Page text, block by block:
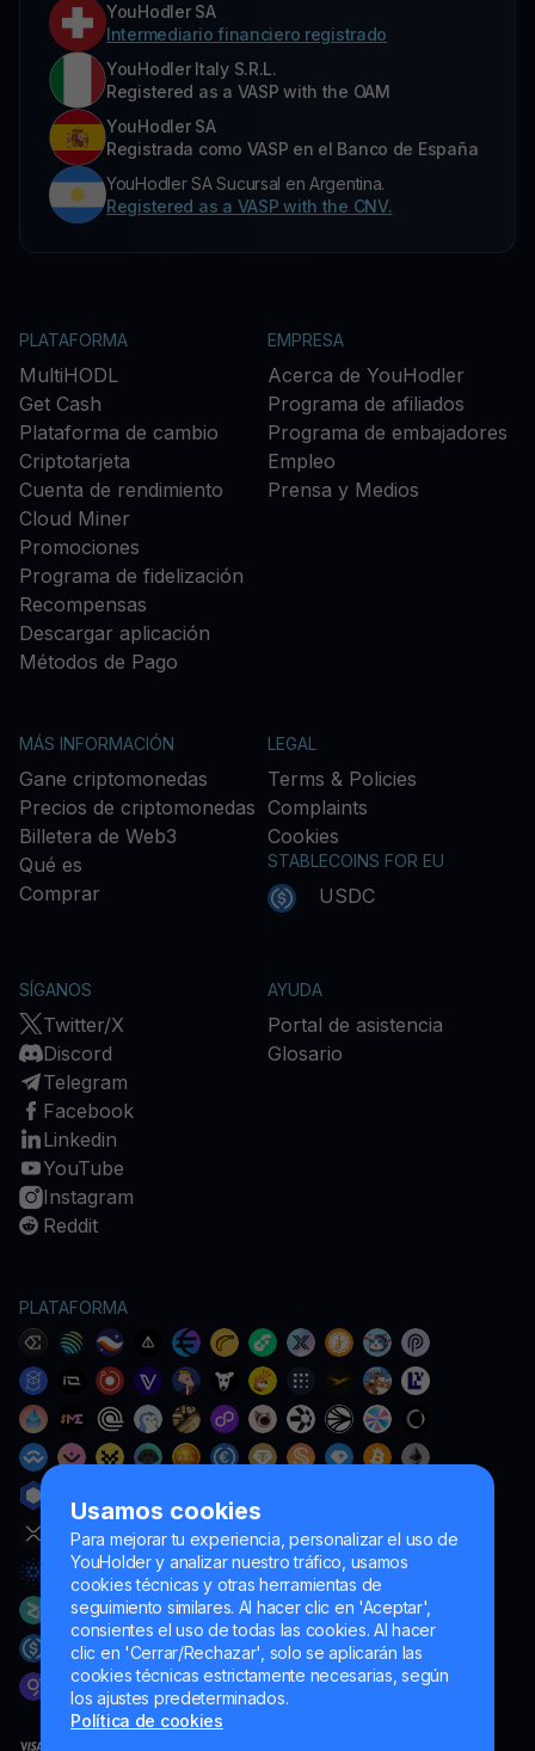
Usamos cookies
Para mejorar tu experiencia, personalizar el uso de
YouHolder y analizar nuestro tráfico, usamos
cookies técnicas y otras herramientas de
seguimiento similares. Al hacer clic en 'Aceptar',
consientes el uso de todas las cookies. Al hacer
clic en 'Cerrar/Rechazar', solo se aplicarán las
cookies técnicas estrictamente necesarias, según
los ajustes predeterminados.
Política de cookies
YouHodler SA
Intermediario financiero registrado
YouHodler Italy S.R.L.
Registered as a VASP with the OAM
YouHodler SA
Registrada como VASP en el Banco de España
YouHodler SA Sucursal en Argentina.
Registered as a VASP with the CNV.
PLATAFORMA
MultiHODL
Get Cash
Plataforma de cambio
Criptotarjeta
Cuenta de rendimiento
Cloud Miner
Promociones
Programa de fidelización
Recompensas
Descargar aplicación
Métodos de Pago
EMPRESA
Acerca de YouHodler
Programa de afiliados
Programa de embajadores
Empleo
Prensa y Medios
MÁS INFORMACIÓN
Gane criptomonedas
Precios de criptomonedas
Billetera de Web3
Qué es
Comprar
LEGAL
Terms & Policies
Complaints
Cookies
STABLECOINS FOR EU
USDC
SÍGANOS
Twitter/X
Discord
Telegram
Facebook
Linkedin
YouTube
Instagram
Reddit
AYUDA
Portal de asistencia
Glosario
PLATAFORMA